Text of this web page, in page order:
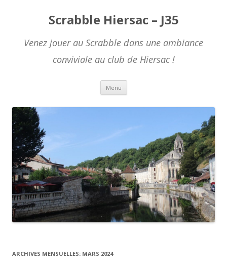
Scrabble Hiersac – J35
Venez jouer au Scrabble dans une ambiance
conviviale au club de Hiersac !
Menu Skip to content
ARCHIVES MENSUELLES: MARS 2024